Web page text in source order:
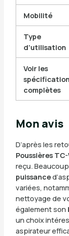
Mobilité
Type
d’utilisation
Voir les
complètes
Mon avis
D’après les
Poussières TC-
reçu.
puissance
variées,
nettoyage de
également son
un choix
aspirateur